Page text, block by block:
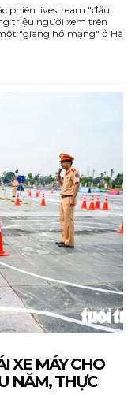
phiên livestream "đấu
triệu người xem trên
"giang hồ mạng" ở Hà
XE MÁY CHO
NĂM, THỰC